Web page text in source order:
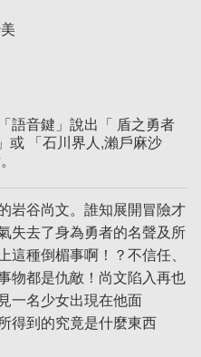
語音鍵」說出「 盾之勇者
或 「石川界人,瀨戶麻沙
岩谷尚文。誰知展開冒險才
失去了身為勇者的名聲及所
種倒楣事啊！？不信任、
物都是仇敵！尚文陷入再也
一名少女出現在他面
到的究竟是什麼東西